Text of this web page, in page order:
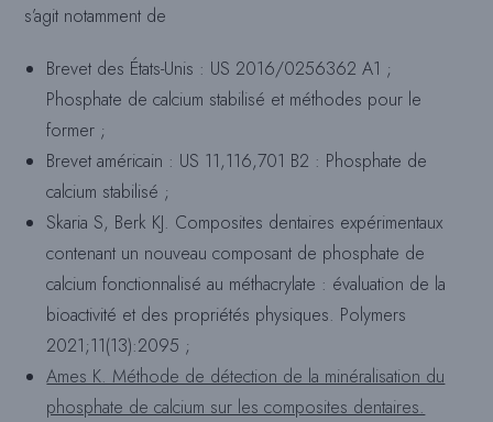
s’agit notamment de
Brevet des États-Unis : US 2016/0256362 A1 ;
Phosphate de calcium stabilisé et méthodes pour le
former ;
Brevet américain : US 11,116,701 B2 : Phosphate de
calcium stabilisé ;
Skaria S, Berk KJ. Composites dentaires expérimentaux
contenant un nouveau composant de phosphate de
calcium fonctionnalisé au méthacrylate : évaluation de la
bioactivité et des propriétés physiques. Polymers
2021;11(13):2095 ;
Ames K. Méthode de détection de la minéralisation du
phosphate de calcium sur les composites dentaires.